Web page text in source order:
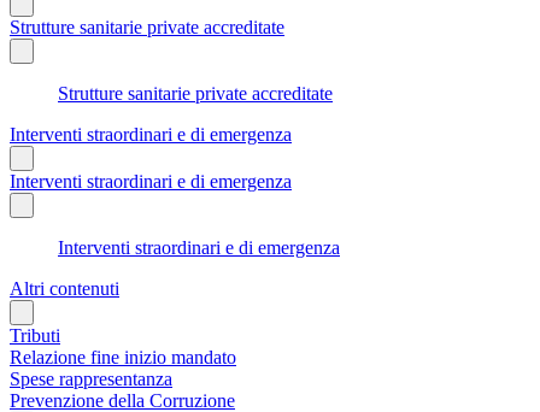
Strutture sanitarie private accreditate
Strutture sanitarie private accreditate
Interventi straordinari e di emergenza
Interventi straordinari e di emergenza
Interventi straordinari e di emergenza
Altri contenuti
Tributi
Relazione fine inizio mandato
Spese rappresentanza
Prevenzione della Corruzione